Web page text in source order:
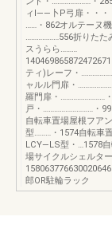
ィI――卜P弓扉・・・
……・862オルテーヌ
………………556折りたた
スうらら………
ティ)レーフ・
ャルル門扉・
羅門扉・……………………
戸・………………………・
自転車置場屋根フア
型………・1574自転車
LCY―LS型・…1578
場サイクルシェルタ
郎OR駐輪ラック